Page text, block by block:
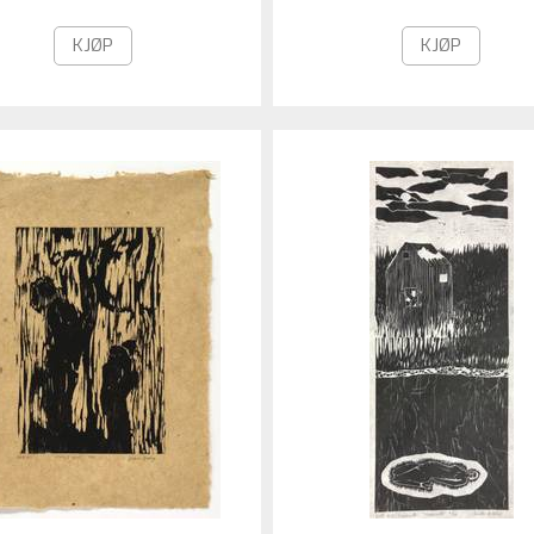
KJØP KJØP